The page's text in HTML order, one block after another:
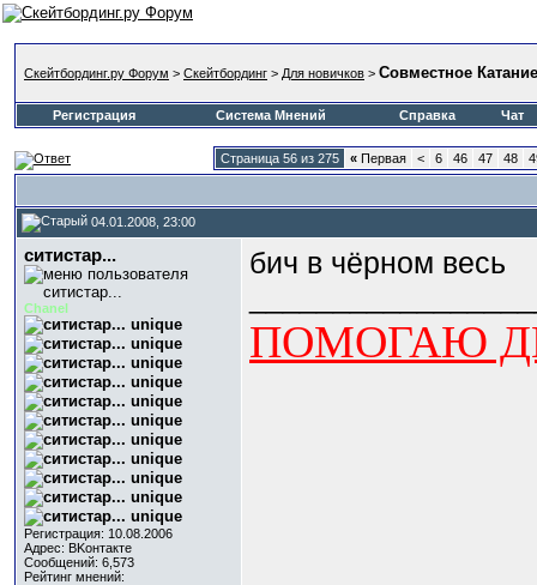
Скейтбординг.ру Форум > Скейтбординг > Для новичков > Совместное Катание
Регистрация Система Мнений Справка Чат
Страница 56 из 275 « Первая < 6 46 47 48
04.01.2008, 23:00
ситистар...
Chanel
Регистрация: 10.08.2006
Адрес: BKонтактe
Сообщений: 6,573
Рейтинг мнений:
бич в чёрном весь
ПОМОГАЮ